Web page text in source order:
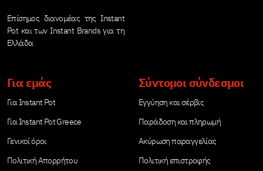
Επίσημος διανομέας της Instant
Pot και των Instant Brands για τη
Ελλάδα
Για εμάς
Για Instant Pot
Για Instant Pot Greece
Γενικοί όροι
Πολιτική Απορρήτου
Σύντομοι σύνδεσμοι
Εγγύηση και σέρβις
Παράδοση και πληρωμή
Ακύρωση παραγγελίας
Πολιτική επιστροφής